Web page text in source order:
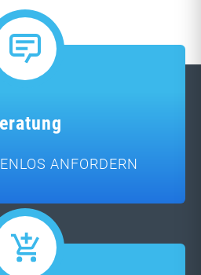
ANFORDERN